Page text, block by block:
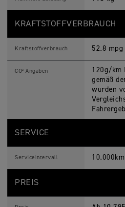
KRAFTSTOFFVERBRAUCH
Kraftstoffverbrauch 52.8
CO² Angaben
120g/km
gemäß
wurden
SERVICE
Serviceintervall
PREIS